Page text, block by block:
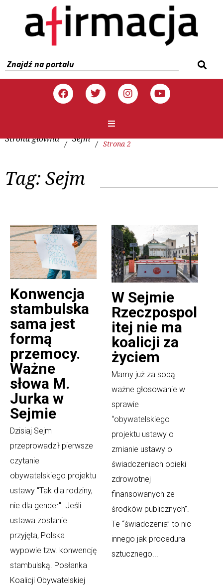
Strona główna / Sejm / Strona 2
Tag: Sejm
Konwencja
stambulska
sama jest
formą
przemocy.
Ważne
słowa M.
Jurka w
Sejmie
Dzisiaj Sejm
przeprowadził pierwsze
czytanie
obywatelskiego projektu
ustawy "Tak dla rodziny,
nie dla gender". Jeśli
ustawa zostanie
przyjęta, Polska
wypowie tzw. konwencję
stambulską. Posłanka
Koalicji Obywatelskiej
W Sejmie
Rzeczpospol
itej nie ma
koalicji za
życiem
Mamy już za sobą
ważne głosowanie w
sprawie
“obywatelskiego
projektu ustawy o
zmianie ustawy o
świadczeniach opieki
zdrowotnej
finansowanych ze
środków publicznych”.
Te “świadczenia” to nic
innego jak procedura
sztucznego...